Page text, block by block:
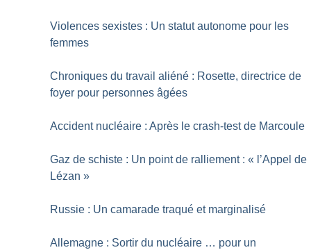
Violences sexistes : Un statut autonome pour les
femmes
Chroniques du travail aliéné : Rosette, directrice de
foyer pour personnes âgées
Accident nucléaire : Après le crash-test de Marcoule
Gaz de schiste : Un point de ralliement : « l’Appel de
Lézan »
Russie : Un camarade traqué et marginalisé
Allemagne : Sortir du nucléaire … pour un